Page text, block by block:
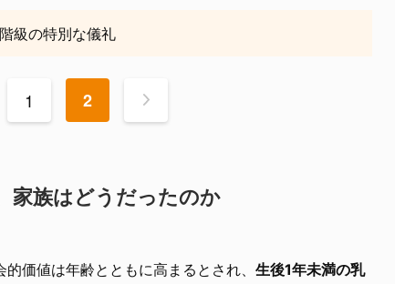
級の特別な儀礼
1 2 >
家族はどうだったのか
価値は年齢とともに高まるとされ、 生後1年未満の乳